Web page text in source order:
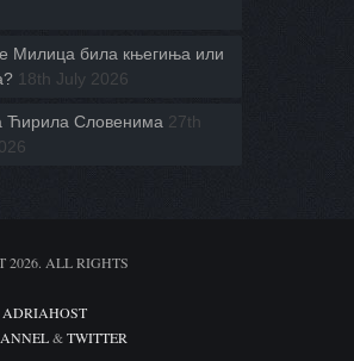
Милица била књегиња или
18th July 2026
Ћирила Словенима 27th
2026. ALL RIGHTS
ADRIAHOST
& TWITTER